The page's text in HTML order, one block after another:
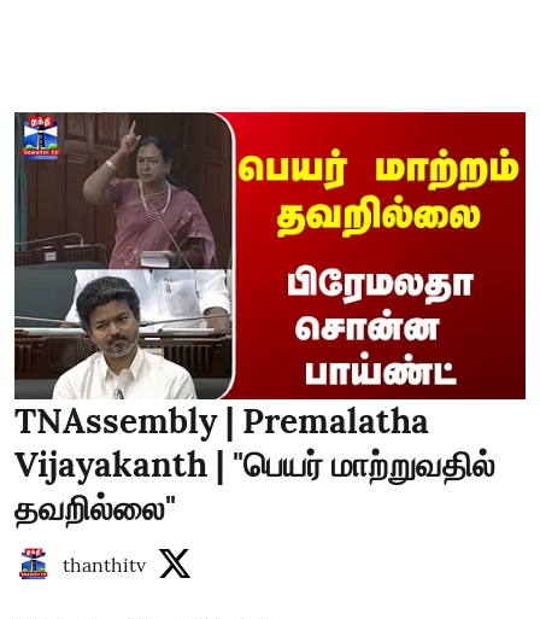
TNAssembly | Premalatha
Vijayakanth | "பெயர் மாற்றுவதில்
தவறில்லை"
thanthitv